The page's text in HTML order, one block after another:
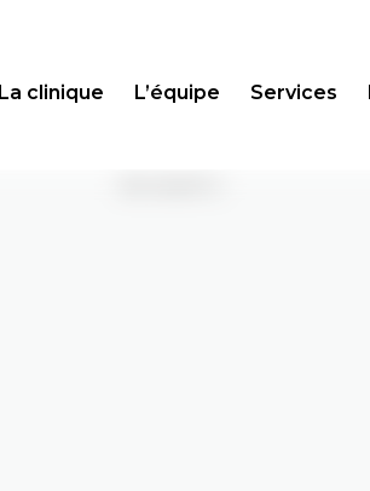
La clinique L’équipe Services